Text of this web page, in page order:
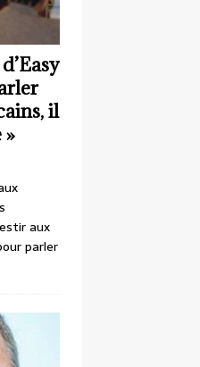
il
»
aux
parler